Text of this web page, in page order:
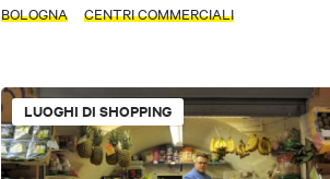
BOLOGNA CENTRI COMMERCIALI
LUOGHI DI SHOPPING